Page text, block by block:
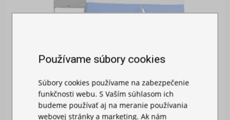
BOČNÁ PLACHTA 4,5M S DVERAMI - HEXAGON
Používame súbory cookies
Súbory cookies používame na zabezpečenie
funkčnosti webu. S Vaším súhlasom ich
budeme používať aj na meranie používania
webovej stránky a marketing. Ak nám